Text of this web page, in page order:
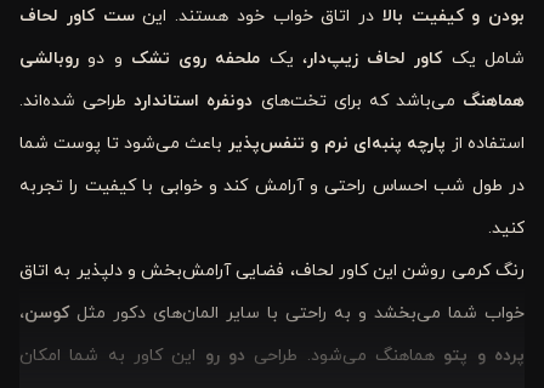
بودن و کیفیت بالا در اتاق خواب خود هستند. اینست کاور لحاف
شامل یککاور لحاف زیپ‌دار، یک ملحفه روی تشک و دو روبالشی
هماهنگ می‌باشد که برای تخت‌های دونفره استانداردطراحی شده‌اند.
استفاده از پارچه پنبه‌ای نرم و تنفس‌پذیر باعث می‌شود تا پوست شما
در طول شب احساس راحتی و آرامش کند و خوابی با کیفیت را تجربه
کنید.
رنگ کرمی روشن این کاور لحاف، فضایی آرامش‌بخش و دلپذیر به اتاق
خواب شما می‌بخشد و به راحتی با سایر المان‌های دکور مثلکوسن،
پرده و پتو هماهنگ می‌شود. طراحی دو رو این کاور به شما امکان